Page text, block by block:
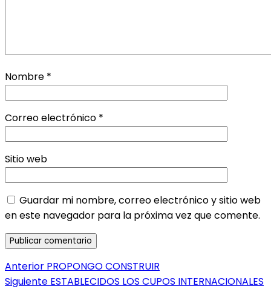
Nombre *
Correo electrónico *
Sitio web
Guardar mi nombre, correo electrónico y sitio web
en este navegador para la próxima vez que comente.
Navegación
Anterior Entrada
anterior:
PROPONGO CONSTRUIR
Siguiente Entrada
ESTABLECIDOS LOS CUPOS INTERNACIONALES